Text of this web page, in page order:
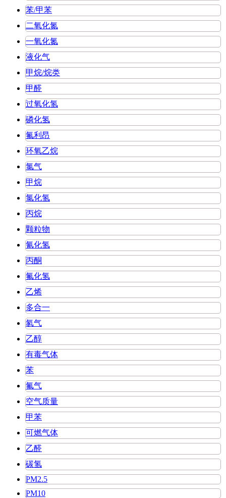
苯/甲苯
二氧化氮
一氧化氮
液化气
甲烷/烷类
甲醛
过氧化氢
磷化氢
氟利昂
环氧乙烷
氯气
甲烷
氯化氢
丙烷
颗粒物
氰化氢
丙酮
氟化氢
乙烯
多合一
氡气
乙醇
有毒气体
苯
氟气
空气质量
甲苯
可燃气体
乙醛
碳氢
PM2.5
PM10